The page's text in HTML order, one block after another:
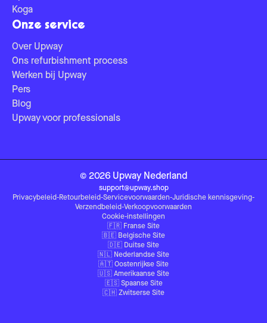
Koga
Onze service
Over Upway
Ons refurbishment process
Werken bij Upway
Pers
Blog
Upway voor professionals
© 2026 Upway Nederland
support@upway.shop
Privacybeleid-Retourbeleid-Servicevoorwaarden-Juridische kennisgeving-
Verzendbeleid-Verkoopvoorwaarden
Cookie-instellingen
🇫🇷 Franse Site
🇧🇪 Belgische Site
🇩🇪 Duitse Site
🇳🇱 Nederlandse Site
🇦🇹 Oostenrijkse Site
🇺🇸 Amerikaanse Site
🇪🇸 Spaanse Site
🇨🇭 Zwitserse Site